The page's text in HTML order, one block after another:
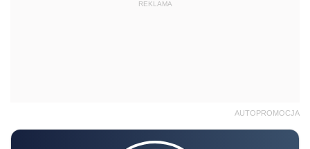
REKLAMA
AUTOPROMOCJA